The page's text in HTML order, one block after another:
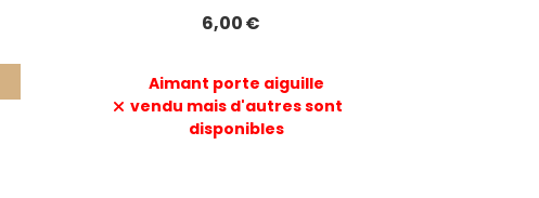
6,00€
Aimant porte aiguille
vendu mais d'autres sont
disponibles